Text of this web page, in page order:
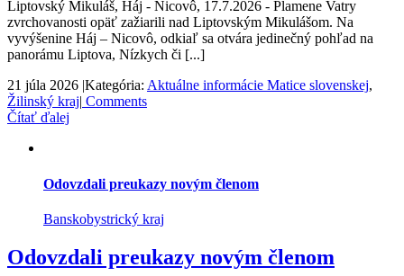
Liptovský Mikuláš, Háj - Nicovô, 17.7.2026 - Plamene Vatry
zvrchovanosti opäť zažiarili nad Liptovským Mikulášom. Na
vyvýšenine Háj – Nicovô, odkiaľ sa otvára jedinečný pohľad na
panorámu Liptova, Nízkych či [...]
21 júla 2026 |Kategória: Aktuálne informácie Matice slovenskej,
Žilinský kraj| Comments
Čítať ďalej
Odovzdali preukazy novým členom
Banskobystrický kraj
Odovzdali preukazy novým členom